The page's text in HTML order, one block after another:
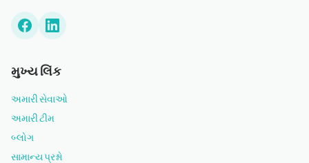
મુખ્ય લિંક
અમારી સેવાઓ
અમારી ટીમ
બ્લોગ
સામાન્ય પ્રશ્નો